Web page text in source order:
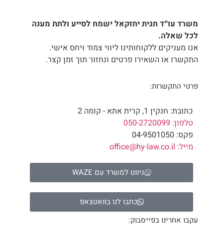
משרד עו״ד חגית יחזקאל ישמח לסייע ולתת מענה
לכל שאלה.
אנו מעניקים ללקוחותינו ליווי צמוד ויחס אישי.
התקשרו או השאירו פרטים ונחזור תוך זמן קצר.
פרטי התקשרות:
כתובת: חנקין 1, קרית אתא - קומה 2
טלפון: 050-2720099
פקס: 04-9501050
מייל: office@hy-law.co.il
ניווט למשרד עם WAZE
כתבו לנו בוואטצאפ
עקבו אחרינו בפייסבוק: